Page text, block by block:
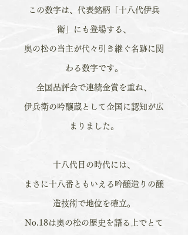
この数字は、代表銘柄「十八代伊兵
衛」にも登場する、
奥の松の当主が代々引き継ぐ名跡に関
わる数字です。
全国品評会で連続金賞を重ね、
伊兵衛の吟醸蔵として全国に認知が広
まりました。
十八代目の時代には、
まさに十八番ともいえる吟醸造りの醸
造技術で地位を確立。
No.18は奥の松の歴史を語る上でとて